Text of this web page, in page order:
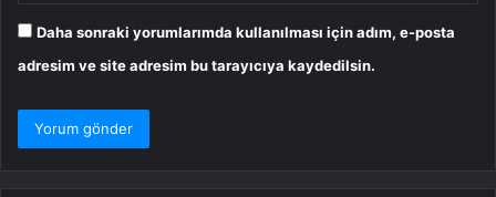
Daha sonraki yorumlarımda kullanılması için adım, e-posta
adresim ve site adresim bu tarayıcıya kaydedilsin.